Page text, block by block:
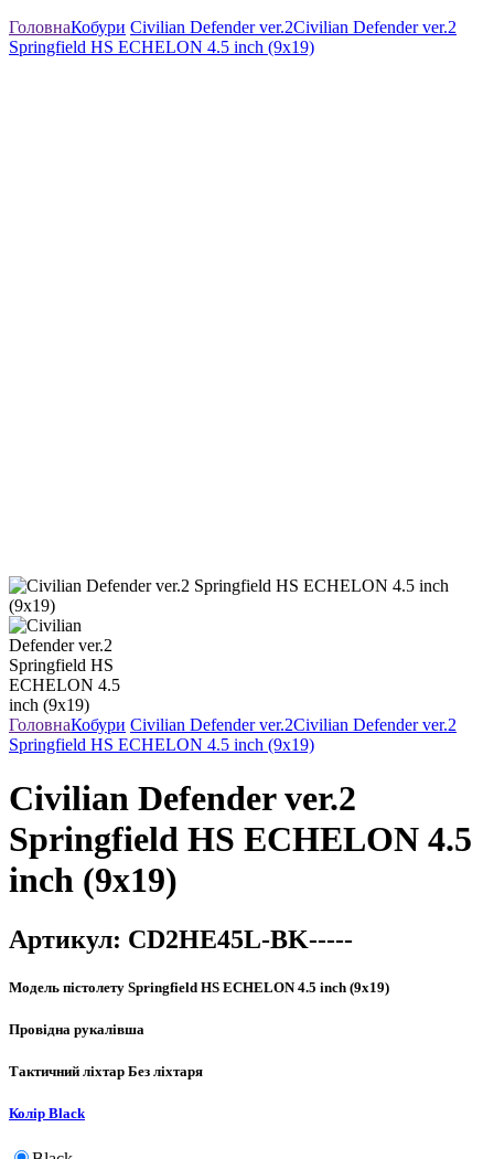
ГоловнаКобури Civilian Defender ver.2Civilian Defender ver.2
Springfield HS ECHELON 4.5 inch (9x19)
ГоловнаКобури Civilian Defender ver.2Civilian Defender ver.2
Springfield HS ECHELON 4.5 inch (9x19)
Civilian Defender ver.2
Springfield HS ECHELON 4.5
inch (9x19)
Артикул: CD2HE45L-BK-----
Модель пістолету Springfield HS ECHELON 4.5 inch (9x19)
Провідна рукалівша
Тактичний ліхтар Без ліхтаря
Колір Black